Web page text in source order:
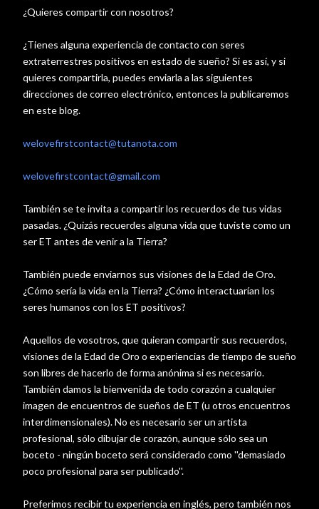
¿Quieres compartir con nosotros?
¿Tienes alguna experiencia de contacto con seres
extraterrestres positivos en estado de sueño? Si es así, y si
quieres compartirla, puedes enviarla a las siguientes
direcciones de correo electrónico, entonces la publicaremos
en este blog.
welovefirstcontact@tutanota.com
welovefirstcontact@gmail.com
También se te invita a compartir los recuerdos de tus vidas
pasadas. ¿Quizás recuerdes alguna vida que tuviste como un
ser ET antes de venir a la Tierra?
También puede enviarnos sus visiones de la Edad de Oro.
¿Cómo sería la vida en la Tierra? ¿Cómo interactuarían los
seres humanos con los ET positivos?
Aquellos de vosotros, que quieran compartir sus recuerdos,
visiones de la Edad de Oro o experiencias de tiempo de sueño
son libres de hacerlo de forma anónima si es necesario.
También damos la bienvenida de todo corazón a cualquier
imagen de encuentros de sueños de ET (u otros encuentros
interdimensionales). No es necesario ser un artista
profesional, sólo dibujar de corazón, aunque sólo sea un
boceto - ningún boceto será considerado como ''demasiado
poco profesional para ser publicado''.
Preferimos recibir tu experiencia en inglés, pero también nos